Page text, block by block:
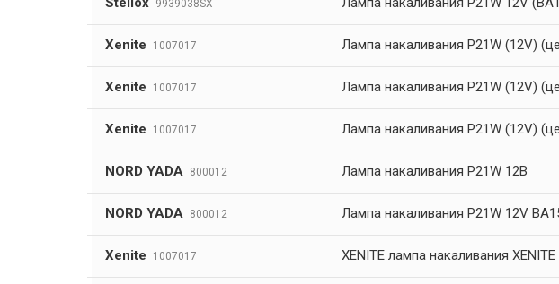
9939038SX
Xenite 1007017 Лампа накаливания P21W (12V)
Xenite 1007017 Лампа накаливания P21W (12V)
Xenite 1007017 Лампа накаливания P21W (12V)
NORD YADA 800012 Лампа накаливания P21W 12В
NORD YADA 800012 Лампа накаливания P21W 12V
Xenite 1007017 XENITE лампа накаливания